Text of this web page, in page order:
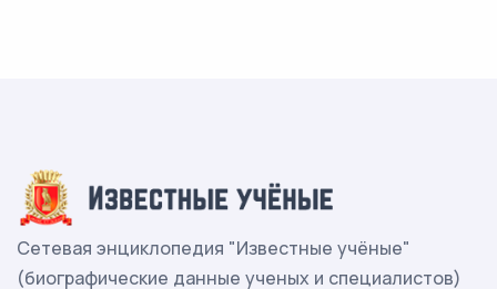
Сетевая энциклопедия "Известные учёные"
(биографические данные ученых и специалистов)